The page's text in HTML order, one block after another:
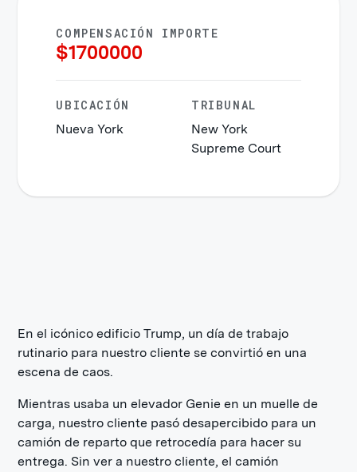
COMPENSACIÓN IMPORTE
$1700000
UBICACIÓN
Nueva York
TRIBUNAL
New York
Supreme Court
En el icónico edificio Trump, un día de trabajo
rutinario para nuestro cliente se convirtió en una
escena de caos.
Mientras usaba un elevador Genie en un muelle de
carga, nuestro cliente pasó desapercibido para un
camión de reparto que retrocedía para hacer su
entrega. Sin ver a nuestro cliente, el camión